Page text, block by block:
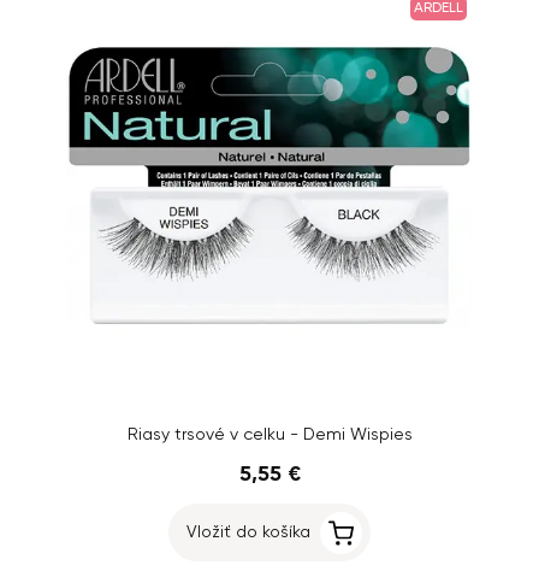
ARDELL
Riasy trsové v celku - Demi Wispies
5,55 €
Vložiť do košíka